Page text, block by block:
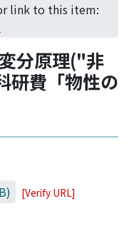
link to this item:
分原理("非
研費「物性の
[Verify URL]